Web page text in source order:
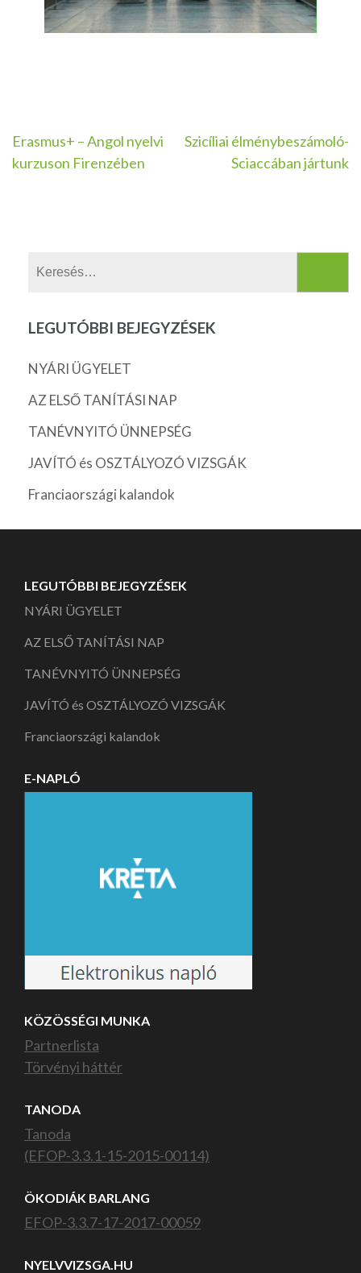
Bejegyzés
navigáció
Erasmus+ – Angol nyelvi
kurzuson Firenzében
Szicíliai élménybeszámoló-
Sciaccában jártunk
LEGUTÓBBI BEJEGYZÉSEK
NYÁRI ÜGYELET
AZ ELSŐ TANÍTÁSI NAP
TANÉVNYITÓ ÜNNEPSÉG
JAVÍTÓ és OSZTÁLYOZÓ VIZSGÁK
Franciaországi kalandok
LEGUTÓBBI BEJEGYZÉSEK
NYÁRI ÜGYELET
AZ ELSŐ TANÍTÁSI NAP
TANÉVNYITÓ ÜNNEPSÉG
JAVÍTÓ és OSZTÁLYOZÓ VIZSGÁK
Franciaországi kalandok
E-NAPLÓ
KÖZÖSSÉGI MUNKA
Partnerlista
Törvényi háttér
TANODA
Tanoda
(EFOP-3.3.1-15-2015-00114)
ÖKODIÁK BARLANG
EFOP-3.3.7-17-2017-00059
NYELVVIZSGA.HU